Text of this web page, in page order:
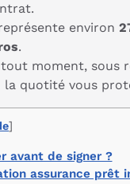
environ
.
moment, sous
la quotité vous
]
avant de signer ?
assurance prêt